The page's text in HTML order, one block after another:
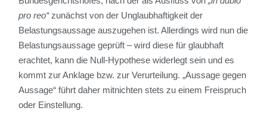
pro reo“zunächst von der Unglaubhaftigkeit der
Belastungsaussage auszugehen ist. Allerdings wird nun die
Belastungsaussage geprüft – wird diese für glaubhaft
erachtet, kann die Null-Hypothese widerlegt sein und es
kommt zur Anklage bzw. zur Verurteilung. „Aussage gegen
Aussage“ führt daher mitnichten stets zu einem Freispruch
oder Einstellung.